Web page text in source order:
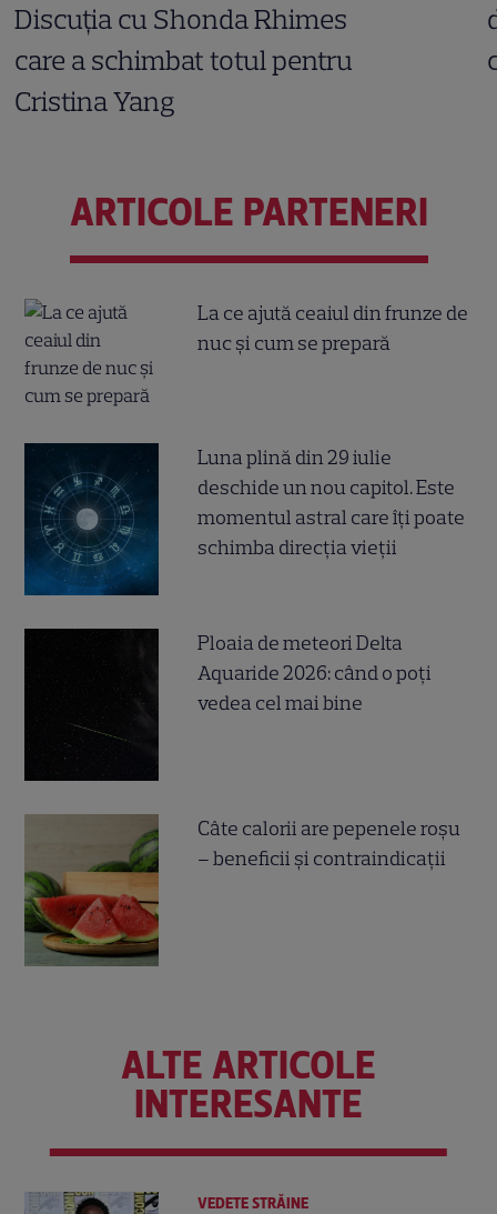
Discuția cu Shonda Rhimes
care a schimbat totul pentru
Cristina Yang
ARTICOLE PARTENERI
La ce ajută ceaiul din frunze de
nuc și cum se prepară
Luna plină din 29 iulie
deschide un nou capitol. Este
momentul astral care îți poate
schimba direcția vieții
Ploaia de meteori Delta
Aquaride 2026: când o poți
vedea cel mai bine
Câte calorii are pepenele roșu
– beneficii și contraindicații
ALTE ARTICOLE
INTERESANTE
VEDETE STRĂINE